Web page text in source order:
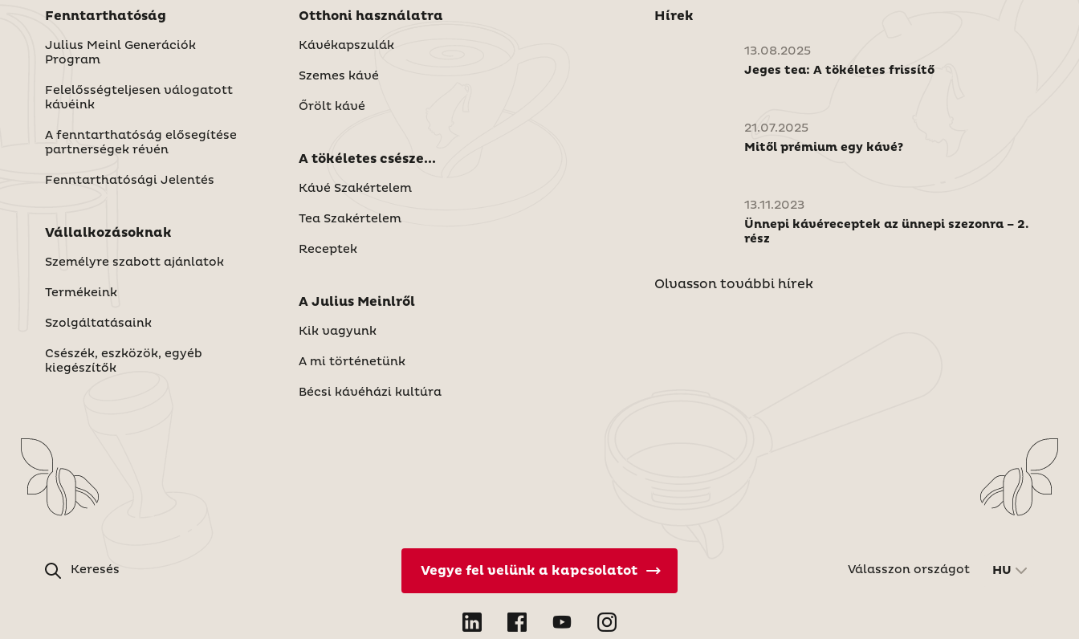
Fenntarthatóság
Julius Meinl Generációk
Program
Felelősségteljesen válogatott
kávéink
A fenntarthatóság elősegítése
partnerségek révén
Fenntarthatósági Jelentés
Vállalkozásoknak
Személyre szabott ajánlatok
Termékeink
Szolgáltatásaink
Csészék, eszközök, egyéb
kiegészítők
Otthoni használatra
Kávékapszulák
Szemes kávé
Őrölt kávé
A tökéletes csésze...
Kávé Szakértelem
Tea Szakértelem
Receptek
A Julius Meinlről
Kik vagyunk
A mi történetünk
Bécsi kávéházi kultúra
Hírek
13.08.2025
Jeges tea: A tökéletes frissítő
21.07.2025
Mitől prémium egy kávé?
13.11.2023
Ünnepi kávéreceptek az ünnepi szezonra – 2.
rész
Olvasson további hírek
Keresés Vegye fel velünk a kapcsolatot Válasszon országot HU